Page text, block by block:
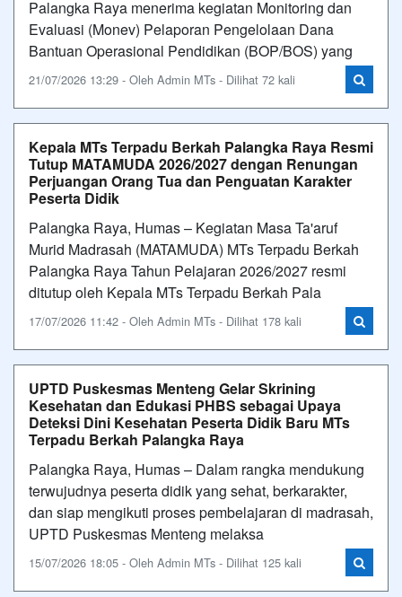
Palangka Raya menerima kegiatan Monitoring dan
Evaluasi (Monev) Pelaporan Pengelolaan Dana
Bantuan Operasional Pendidikan (BOP/BOS) yang
21/07/2026 13:29 - Oleh Admin MTs - Dilihat 72 kali
Kepala MTs Terpadu Berkah Palangka Raya Resmi
Tutup MATAMUDA 2026/2027 dengan Renungan
Perjuangan Orang Tua dan Penguatan Karakter
Peserta Didik
Palangka Raya, Humas – Kegiatan Masa Ta'aruf
Murid Madrasah (MATAMUDA) MTs Terpadu Berkah
Palangka Raya Tahun Pelajaran 2026/2027 resmi
ditutup oleh Kepala MTs Terpadu Berkah Pala
17/07/2026 11:42 - Oleh Admin MTs - Dilihat 178 kali
UPTD Puskesmas Menteng Gelar Skrining
Kesehatan dan Edukasi PHBS sebagai Upaya
Deteksi Dini Kesehatan Peserta Didik Baru MTs
Terpadu Berkah Palangka Raya
Palangka Raya, Humas – Dalam rangka mendukung
terwujudnya peserta didik yang sehat, berkarakter,
dan siap mengikuti proses pembelajaran di madrasah,
UPTD Puskesmas Menteng melaksa
15/07/2026 18:05 - Oleh Admin MTs - Dilihat 125 kali